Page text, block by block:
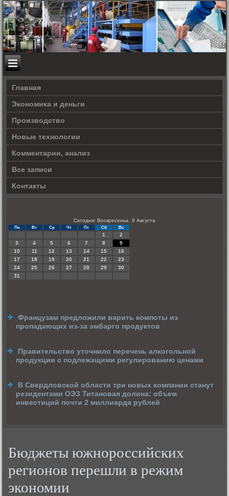
Главная
Экономика и деньги
Производство
Новые технологии
Комментарии, анализ
Все записи
Контакты
Сегодня: Воскресенье, 9 Августа
Пн Вт Ср Чт Пт Сб Вс
1
2
3
4 5 6 7 8
9
10
11 12 13 14 15
16
17
18 19 20 21 22
23
24
25 26 27 28 29
30
31
Французам предложили варить компоты из
пропадающих из-за эмбарго продуктов
Правительство уточнило перечень алкогольной
продукции с подлежащими регулированию ценами
В Свердловской области три новых компании станут
резидентами ОЭЗ Титановая долина: объем
инвестиций почти 2 миллиарда рублей
Бюджеты южнороссийских
регионов перешли в режим
экономии